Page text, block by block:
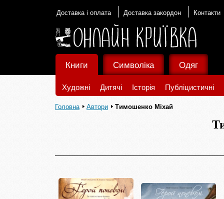
Доставка і оплата Доставка закордон Контакти
Книги
Художні Дитячі Історія Публіцистичні
Символіка Одяг
Головна Автори Тимошенко Міхай